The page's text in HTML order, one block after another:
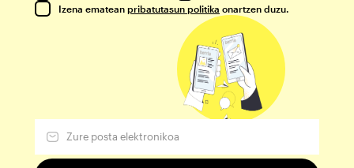
Izena ematean pribatutasun politika onartzen duzu.